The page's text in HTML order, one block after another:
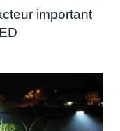
important